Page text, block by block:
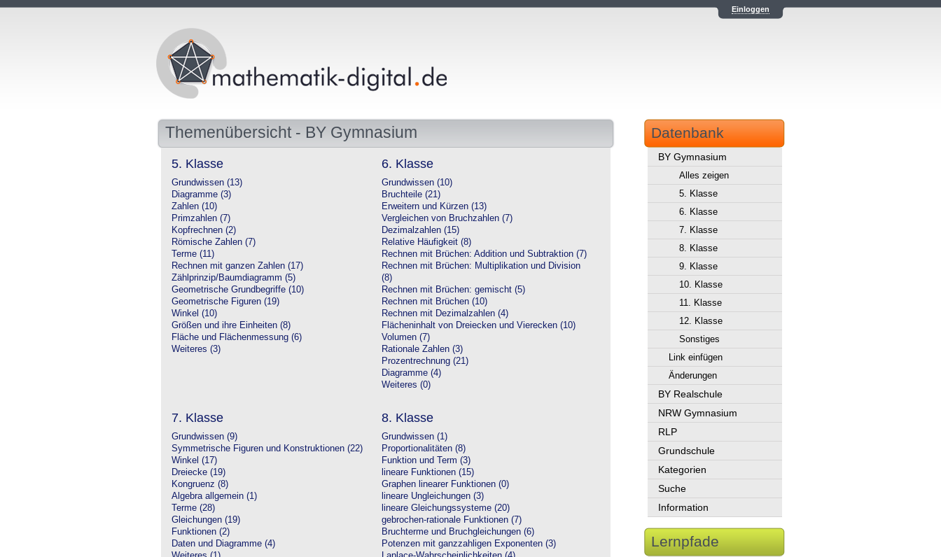
Einloggen
Themenübersicht - BY Gymnasium
5. Klasse
Grundwissen (13)
Diagramme (3)
Zahlen (10)
Primzahlen (7)
Kopfrechnen (2)
Römische Zahlen (7)
Terme (11)
Rechnen mit ganzen Zahlen (17)
Zählprinzip/Baumdiagramm (5)
Geometrische Grundbegriffe (10)
Geometrische Figuren (19)
Winkel (10)
Größen und ihre Einheiten (8)
Fläche und Flächenmessung (6)
Weiteres (3)
6. Klasse
Grundwissen (10)
Bruchteile (21)
Erweitern und Kürzen (13)
Vergleichen von Bruchzahlen (7)
Dezimalzahlen (15)
Relative Häufigkeit (8)
Rechnen mit Brüchen: Addition und Subtraktion (7)
Rechnen mit Brüchen: Multiplikation und Division
(8)
Rechnen mit Brüchen: gemischt (5)
Rechnen mit Brüchen (10)
Rechnen mit Dezimalzahlen (4)
Flächeninhalt von Dreiecken und Vierecken (10)
Volumen (7)
Rationale Zahlen (3)
Prozentrechnung (21)
Diagramme (4)
Weiteres (0)
7. Klasse
Grundwissen (9)
Symmetrische Figuren und Konstruktionen (22)
Winkel (17)
Dreiecke (19)
Kongruenz (8)
Algebra allgemein (1)
Terme (28)
Gleichungen (19)
Funktionen (2)
Daten und Diagramme (4)
8. Klasse
Grundwissen (1)
Proportionalitäten (8)
Funktion und Term (3)
lineare Funktionen (15)
Graphen linearer Funktionen (0)
lineare Ungleichungen (3)
lineare Gleichungssysteme (20)
gebrochen-rationale Funktionen (7)
Bruchterme und Bruchgleichungen (6)
Potenzen mit ganzzahligen Exponenten (3)
Datenbank
BY Gymnasium
Alles zeigen
5. Klasse
6. Klasse
7. Klasse
8. Klasse
9. Klasse
10. Klasse
11. Klasse
12. Klasse
Sonstiges
Link einfügen
Änderungen
BY Realschule
NRW Gymnasium
RLP
Grundschule
Kategorien
Suche
Information
Lernpfade